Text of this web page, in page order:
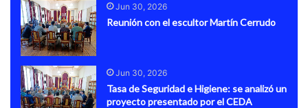
Jun 30, 2026
Reunión con el escultor Martín Cerrudo
Jun 30, 2026
Tasa de Seguridad e Higiene: se analizó un
proyecto presentado por el CEDA